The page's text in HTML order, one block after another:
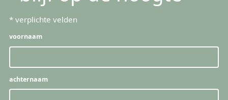
* verplichte velden
voornaam
achternaam